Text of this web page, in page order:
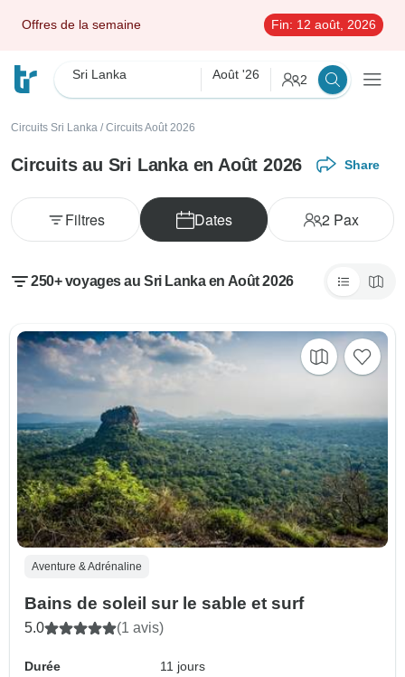
Offres de la semaine Fin: 12 août, 2026
Sri Lanka Août '26 2
Circuits Sri Lanka / Circuits Août 2026
Circuits au Sri Lanka en Août 2026 Share
Dates 2Pax
Filtres
250+ voyages au Sri Lanka en Août 2026
Aventure & Adrénaline
Bains de soleil sur le sable et surf
5.0 (1 avis)
Durée
11 jours